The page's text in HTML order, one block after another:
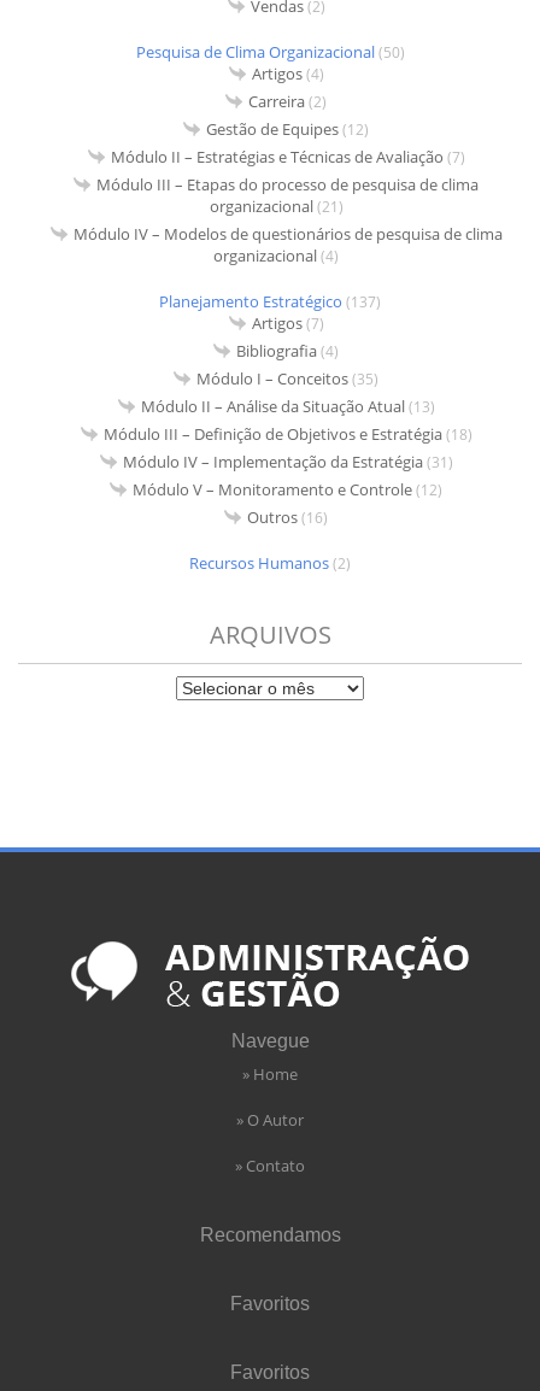
Vendas(2)
Pesquisa de Clima Organizacional(50)
Artigos(4)
Carreira(2)
Gestão de Equipes(12)
Módulo II – Estratégias e Técnicas de Avaliação (7)
Módulo III – Etapas do processo de pesquisa de clima
organizacional(21)
Módulo IV – Modelos de questionários de pesquisa de clima
organizacional(4)
Planejamento Estratégico (137)
Artigos(7)
Bibliografia(4)
Módulo I – Conceitos(35)
Módulo II – Análise da Situação Atual(13)
Módulo III – Definição de Objetivos e Estratégia(18)
Módulo IV – Implementação da Estratégia(31)
Módulo V – Monitoramento e Controle(12)
Outros(16)
Recursos Humanos(2)
ARQUIVOS
Navegue
» Home
» O Autor
» Contato
Recomendamos
Favoritos
Favoritos